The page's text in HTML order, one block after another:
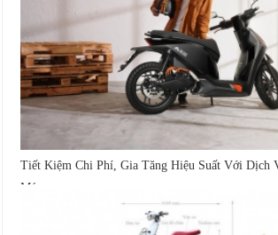
Tiết Kiệm Chi Phí, Gia Tăng Hiệu Suất Với Dịch
Máy...